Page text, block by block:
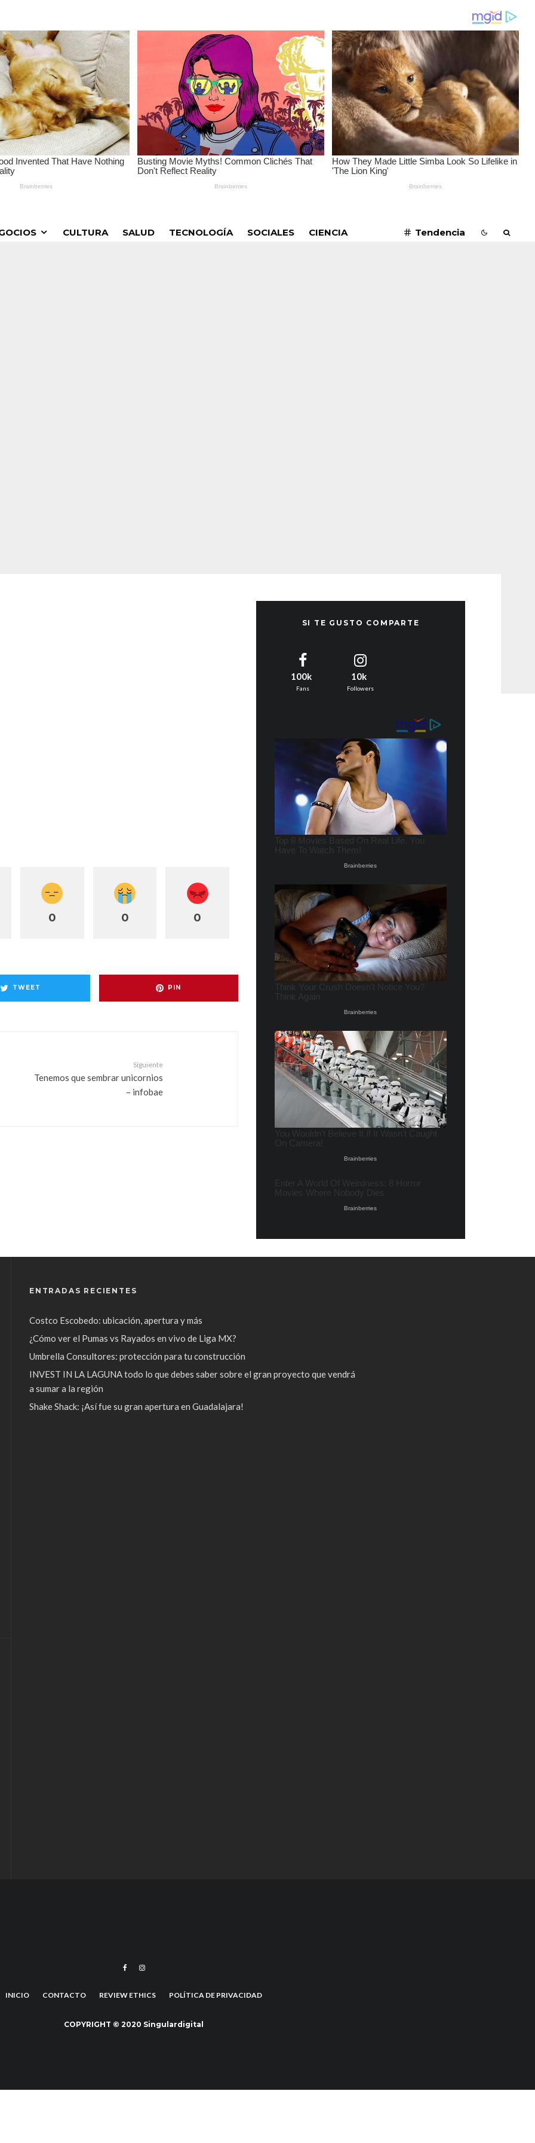
CULTURA SALUD TECNOLOGÍA SOCIALES CIENCIA Tendencia
0 0 0
TWEET PIN
Siguiente
Tenemos que sembrar unicornios
– infobae
SI TE GUSTO COMPARTE
100k
Fans
10k
Followers
ENTRADAS RECIENTES
Costco Escobedo: ubicación, apertura y más
¿Cómo ver el Pumas vs Rayados en vivo de Liga MX?
Umbrella Consultores: protección para tu construcción
INVEST IN LA LAGUNA todo lo que debes saber sobre el gran proyecto que vendrá
a sumar a la región
Shake Shack: ¡Así fue su gran apertura en Guadalajara!
INICIO CONTACTO REVIEW ETHICS POLÍTICA DE PRIVACIDAD
COPYRIGHT © 2020 Singulardigital